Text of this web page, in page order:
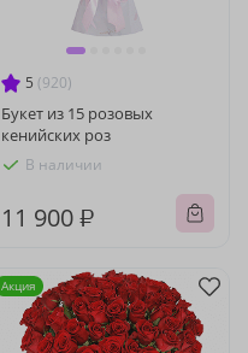
5 (920)
Букет из 15 розовых
кенийских роз
В наличии
11 900 ₽
Акция